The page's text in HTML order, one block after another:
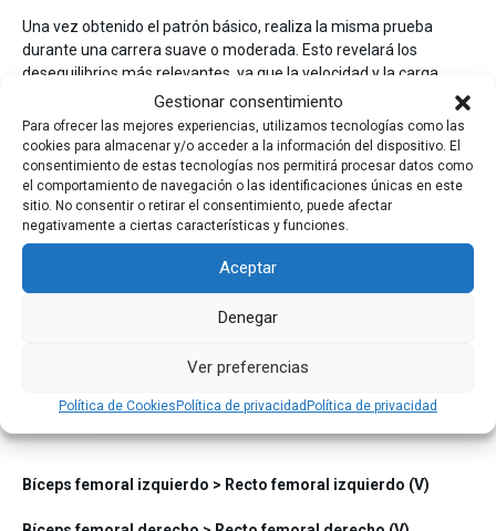
Gestionar consentimiento
Para ofrecer las mejores experiencias, utilizamos tecnologías como las
cookies para almacenar y/o acceder a la información del dispositivo. El
consentimiento de estas tecnologías nos permitirá procesar datos como
el comportamiento de navegación o las identificaciones únicas en este
sitio. No consentir o retirar el consentimiento, puede afectar
negativamente a ciertas características y funciones.
Aceptar
Denegar
Ver preferencias
Política de CookiesPolítica de privacidadPolítica de privacidad
Una vez obtenido el patrón básico, realiza la misma prueba
durante una carrera suave o moderada. Esto revelará los
desequilibrios más relevantes, ya que la velocidad y la carga
aumentan la demanda neuromuscular.
Ejemplo de patrones reales
✅ Patrón normal de carrera
Bíceps femoral izquierdo > Recto femoral izquierdo (V)